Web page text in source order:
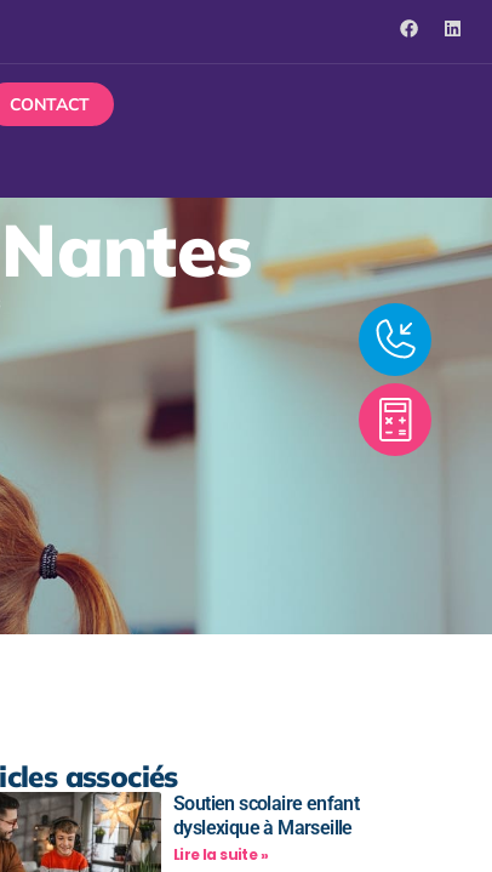
CONTACT
associés
Soutien scolaire enfant
dyslexique à Marseille
Lire la suite »